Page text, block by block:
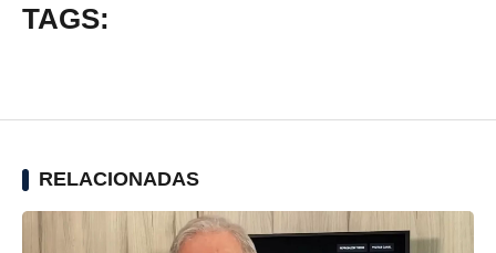
TAGS:
RELACIONADAS